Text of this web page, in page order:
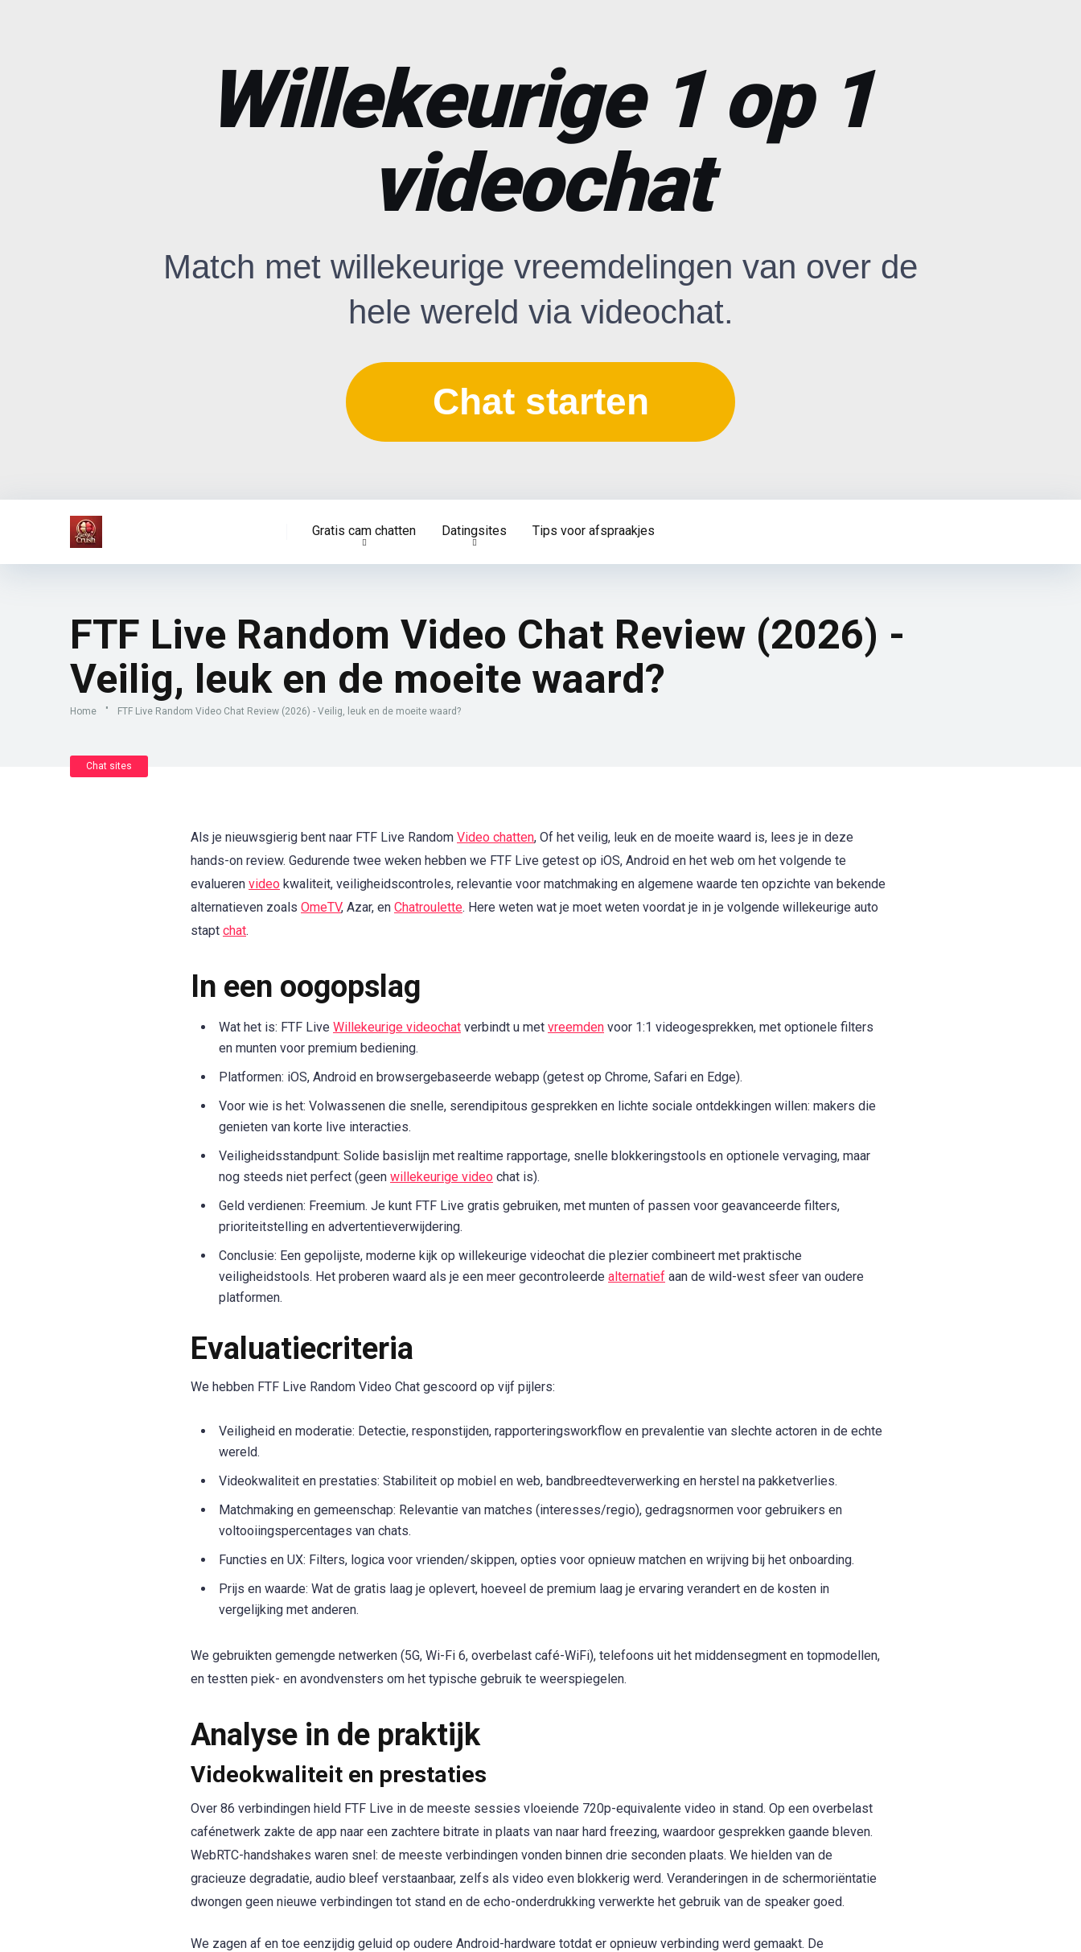
Willekeurige 1 op 1
videochat
Match met willekeurige vreemdelingen van over de
hele wereld via videochat.
Chat starten
Gratis cam chatten Datingsites Tips voor afspraakjes
FTF Live Random Video Chat Review (2026) -
Veilig, leuk en de moeite waard?
Home " FTF Live Random Video Chat Review (2026) - Veilig, leuk en de moeite waard?
Chat sites
Als je nieuwsgierig bent naar FTF Live Random Video chatten, Of het veilig, leuk en de moeite waard is, lees je in deze
hands-on review. Gedurende twee weken hebben we FTF Live getest op iOS, Android en het web om het volgende te
evalueren video kwaliteit, veiligheidscontroles, relevantie voor matchmaking en algemene waarde ten opzichte van bekende
alternatieven zoals OmeTV, Azar, en Chatroulette. Here weten wat je moet weten voordat je in je volgende willekeurige auto
stapt chat.
In een oogopslag
Wat het is: FTF Live Willekeurige videochat verbindt u met vreemden voor 1:1 videogesprekken, met optionele filters
en munten voor premium bediening.
Platformen: iOS, Android en browsergebaseerde webapp (getest op Chrome, Safari en Edge).
Voor wie is het: Volwassenen die snelle, serendipitous gesprekken en lichte sociale ontdekkingen willen: makers die
genieten van korte live interacties.
Veiligheidsstandpunt: Solide basislijn met realtime rapportage, snelle blokkeringstools en optionele vervaging, maar
nog steeds niet perfect (geen willekeurige video chat is).
Geld verdienen: Freemium. Je kunt FTF Live gratis gebruiken, met munten of passen voor geavanceerde filters,
prioriteitstelling en advertentieverwijdering.
Conclusie: Een gepolijste, moderne kijk op willekeurige videochat die plezier combineert met praktische
veiligheidstools. Het proberen waard als je een meer gecontroleerde alternatief aan de wild-west sfeer van oudere
platformen.
Evaluatiecriteria
We hebben FTF Live Random Video Chat gescoord op vijf pijlers:
Veiligheid en moderatie: Detectie, responstijden, rapporteringsworkflow en prevalentie van slechte actoren in de echte
wereld.
Videokwaliteit en prestaties: Stabiliteit op mobiel en web, bandbreedteverwerking en herstel na pakketverlies.
Matchmaking en gemeenschap: Relevantie van matches (interesses/regio), gedragsnormen voor gebruikers en
voltooiingspercentages van chats.
Functies en UX: Filters, logica voor vrienden/skippen, opties voor opnieuw matchen en wrijving bij het onboarding.
Prijs en waarde: Wat de gratis laag je oplevert, hoeveel de premium laag je ervaring verandert en de kosten in
vergelijking met anderen.
We gebruikten gemengde netwerken (5G, Wi-Fi 6, overbelast café-WiFi), telefoons uit het middensegment en topmodellen,
en testten piek- en avondvensters om het typische gebruik te weerspiegelen.
Analyse in de praktijk
Videokwaliteit en prestaties
Over 86 verbindingen hield FTF Live in de meeste sessies vloeiende 720p-equivalente video in stand. Op een overbelast
cafénetwerk zakte de app naar een zachtere bitrate in plaats van naar hard freezing, waardoor gesprekken gaande bleven.
WebRTC-handshakes waren snel: de meeste verbindingen vonden binnen drie seconden plaats. We hielden van de
gracieuze degradatie, audio bleef verstaanbaar, zelfs als video even blokkerig werd. Veranderingen in de schermoriëntatie
dwongen geen nieuwe verbindingen tot stand en de echo-onderdrukking verwerkte het gebruik van de speaker goed.
We zagen af en toe eenzijdig geluid op oudere Android-hardware totdat er opnieuw verbinding werd gemaakt. De